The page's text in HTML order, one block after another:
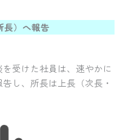
長）へ報告
受けた社員は、速やかに
し、所長は上長（次長・